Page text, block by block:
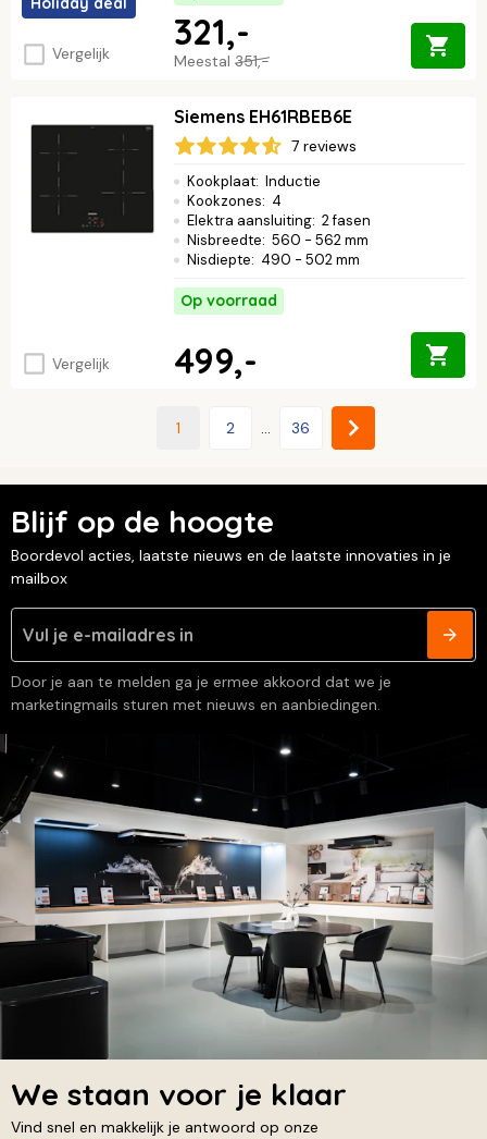
Vergelijk Meestal 351,-
321,-
Vergelijk
Siemens EH61RBEB6E
7 reviews
Kookplaat: Inductie
Kookzones: 4
Elektra aansluiting: 2 fasen
Nisbreedte: 560 - 562 mm
Nisdiepte: 490 - 502 mm
Op voorraad
499,-
1 2 36
Blijf op de hoogte
Boordevol acties, laatste nieuws en de laatste innovaties in je
mailbox
Door je aan te melden ga je ermee akkoord dat we je
marketingmails sturen met nieuws en aanbiedingen.
We staan voor je klaar
Vind snel en makkelijk je antwoord op onze